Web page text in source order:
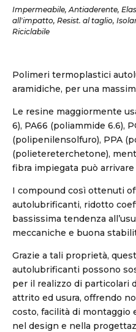
Impermeabile, Antiaderente,
all'impatto, Resist. al taglio,
Riciclabile
Polimeri termoplastici
aramidiche, per una
Le resine maggiormente
6), PA66 (poliammide 6.6),
(polipenilensolfuro), PPA
(polietereterchetone),
fibra impiegata può
I compound così ottenuti
autolubrificanti, ridotto
bassissima tendenza
meccaniche e buona
Grazie a tali proprietà,
autolubrificanti possono
per il realizzo di particolari
attrito ed usura, offrendo
costo, facilità di montaggio
nel design e nella